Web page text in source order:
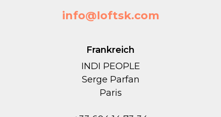
info@loftsk.com
Frankreich
INDI PEOPLE
Serge Parfan
Paris